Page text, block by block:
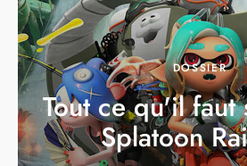
DOSSIER
Tout ce qu'il faut
Splatoon